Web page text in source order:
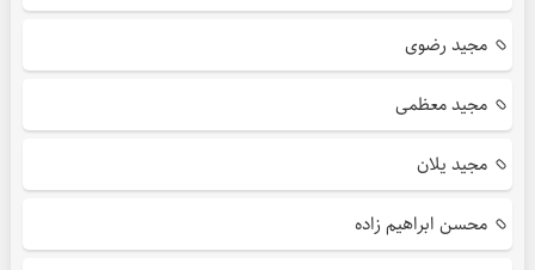
مجید رضوی
مجید معظمی
مجید یلان
محسن ابراهیم زاده